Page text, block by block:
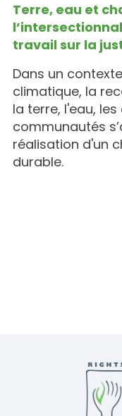
Terre, eau et
travail sur la
Dans un
climatique, la
la terre, l'eau,
communautés
réalisation d'un
durable.